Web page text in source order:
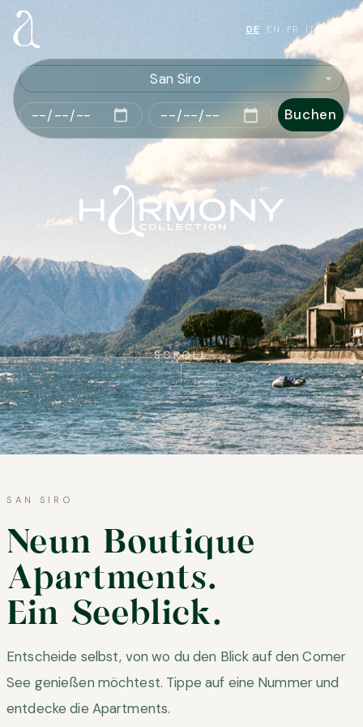
DE EN FR IT
San Siro
Buchen
SCROLL
SAN SIRO
Neun Boutique
Apartments.
Ein Seeblick.
Entscheide selbst, von wo du den Blick auf den Comer
See genießen möchtest. Tippe auf eine Nummer und
entdecke die Apartments.